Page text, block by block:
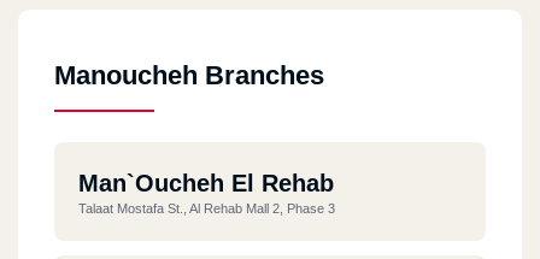
Manoucheh Branches
Man`oucheh El Rehab
Talaat Mostafa St., Al Rehab Mall 2, Phase 3